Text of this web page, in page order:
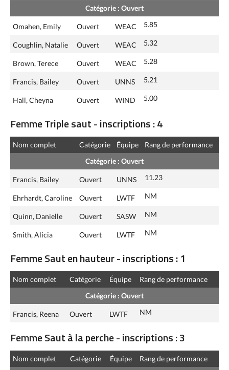
Catégorie : Ouvert
Omahen, Emily Ouvert WEAC 5.85
Coughlin, Natalie Ouvert WEAC 5.32
Brown, Terece Ouvert WEAC 5.28
Francis, Bailey Ouvert UNNS 5.21
Hall, Cheyna Ouvert WIND 5.00
Femme Triple saut - inscriptions : 4
Nom complet Catégorie Équipe
Rang de performance
Catégorie : Ouvert
Francis, Bailey Ouvert UNNS 11.23
Ehrhardt, Caroline Ouvert LWTF NM
Quinn, Danielle Ouvert SASW NM
Smith, Alicia Ouvert LWTF NM
Femme Saut en hauteur - inscriptions : 1
Nom complet Catégorie Équipe
Rang de performance
Catégorie : Ouvert
Francis, Reena Ouvert LWTF NM
Femme Saut à la perche - inscriptions : 3
Nom complet Catégorie Équipe
Rang de performance